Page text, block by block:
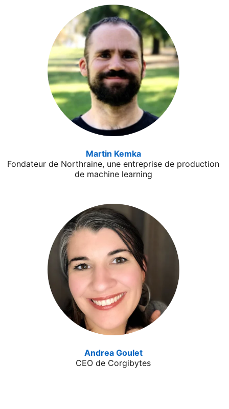
Martin Kemkaopens in a new tab
Fondateur de Northraine, une entreprise de production
de machine learning
Andrea Gouletopens in a new tab
CEO de Corgibytes